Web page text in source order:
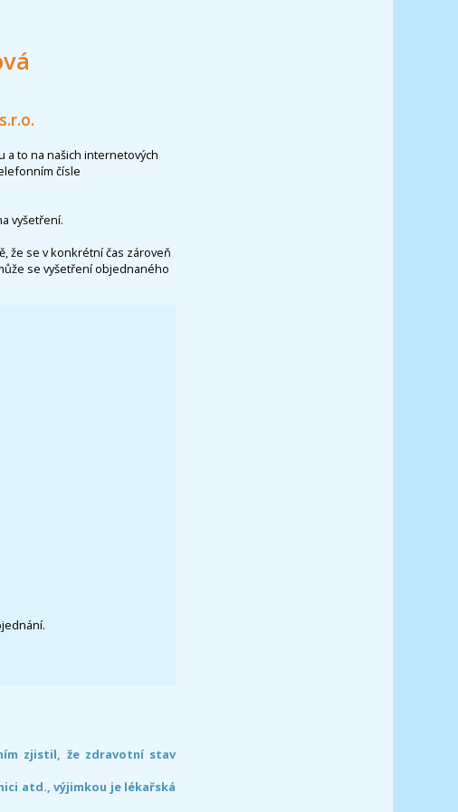
to na našich internetových
čísle
vyšetření.
že se v konkrétní čas zároveň
se vyšetření objednaného
zjistil, že zdravotní stav
atd., výjimkou je lékařská